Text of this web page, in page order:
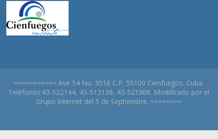
=========== Ave 54 No. 3516 C.P. 55100 Cienfuegos. Cuba.
Teléfonos:43-522144, 43-512139, 43-521906. Modificado por el
Grupo Internet del 5 de Septiembre. ========